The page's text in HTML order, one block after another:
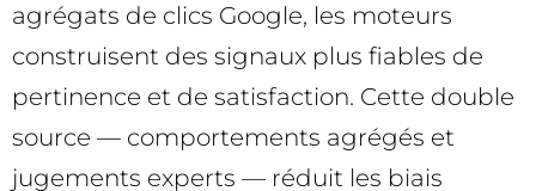
agrégats de clics Google, les moteurs
construisent des signaux plus fiables de
pertinence et de satisfaction. Cette double
source — comportements agrégés et
jugements experts — réduit les biais